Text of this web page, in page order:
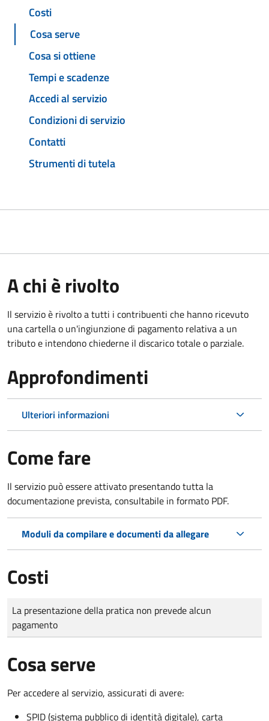
Costi
Cosa serve
Cosa si ottiene
Tempi e scadenze
Accedi al servizio
Condizioni di servizio
Contatti
Strumenti di tutela
A chi è rivolto
Il servizio è rivolto a tutti i contribuenti che hanno ricevuto
una cartella o un'ingiunzione di pagamento relativa a un
tributo e intendono chiederne il discarico totale o parziale.
Approfondimenti
Ulteriori informazioni
Come fare
Il servizio può essere attivato presentando tutta la
documentazione prevista, consultabile in formato PDF.
Moduli da compilare e documenti da allegare
Costi
Tipo di pagamento
Importo
La presentazione della pratica non prevede alcun
pagamento
Cosa serve
Per accedere al servizio, assicurati di avere:
SPID (sistema pubblico di identità digitale), carta